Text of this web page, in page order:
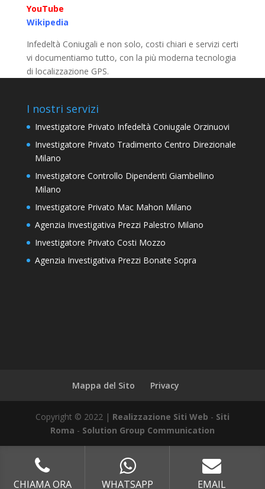
YouTube
Wikipedia
Infedeltà Coniugali e non solo, costi chiari e servizi certi
vi documentiamo tutto, con la più moderna tecnologia
di localizzazione GPS.
I nostri servizi
Investigatore Privato Infedeltà Coniugale Orzinuovi
Investigatore Privato Tradimento Centro Direzionale
Milano
Investigatore Controllo Dipendenti Giambellino
Milano
Investigatore Privato Mac Mahon Milano
Agenzia Investigativa Prezzi Palestro Milano
Investigatore Privato Costi Mozzo
Agenzia Investigativa Prezzi Bonate Sopra
Mappa del Sito Privacy
Copyright © 2022 | Realizzazione Siti Web - Siti
Roma - Solution Group Communication
CHIAMA ORA WHATSAPP EMAIL